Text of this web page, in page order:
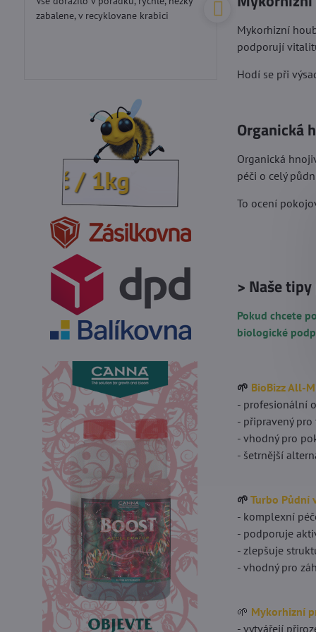
Mykorhizní
podporují
Hodí se při
Organická
Organická
péči o celý
To ocení
> Naše
Pokud chcete
biologické
🌱 BioBizz All-
- profesionální
- připravený
- vhodný pro
- šetrnější
🌱Turbo Půdní
- komplexní
- podporuje
- zlepšuje
- vhodný pro
🌱 Mykorhizní
- vytvářejí
5
zabalene, v recyklovane krabici
/ 1kg